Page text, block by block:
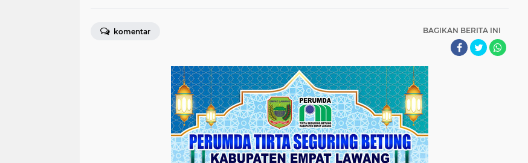
BAGIKAN BERITA INI
komentar